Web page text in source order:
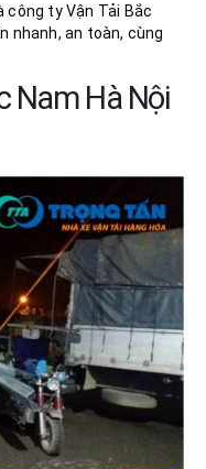
công ty Vận Tải Bắc
nhanh, an toàn, cùng
Nam Hà Nội